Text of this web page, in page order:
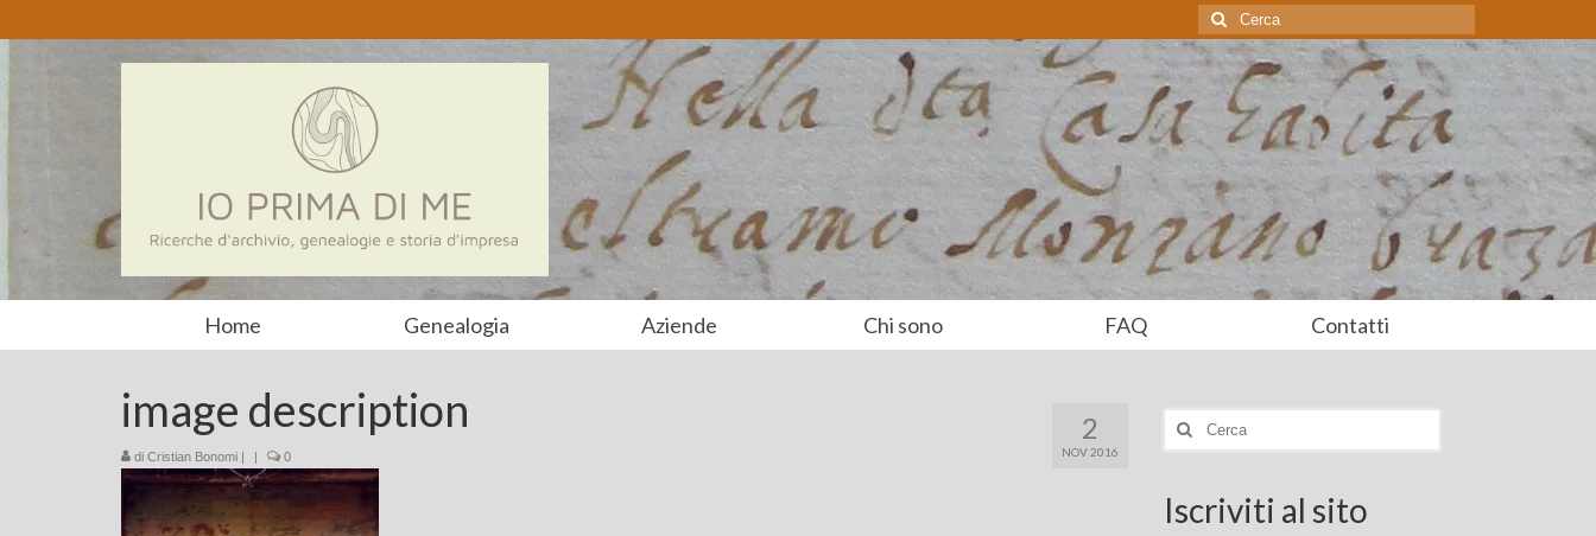
Cerca:
Home Genealogia Aziende Chi sono FAQ Contatti
2
NOV 2016
image description
di Cristian Bonomi | | 0
Cerca:
Iscriviti al sito